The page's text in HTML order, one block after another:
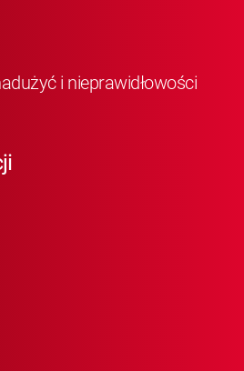
i nieprawidłowości